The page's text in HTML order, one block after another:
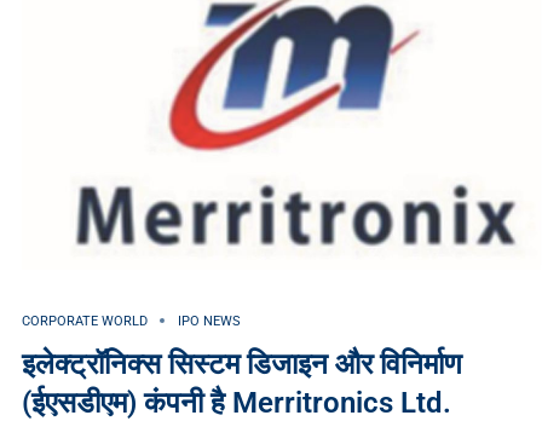
CORPORATE WORLD IPO NEWS
इलेक्ट्रॉनिक्स सिस्टम डिजाइन और विनिर्माण
(ईएसडीएम) कंपनी है Merritronics Ltd.